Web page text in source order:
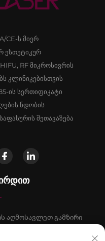
CE-ს მიერ
ესთეტიკურ
RF მიკროსივრის
კლინიკებისთვის
ის სერთიფიკატი
ნდობის
შეთავაზება
აღმოსავლეთ გამზირი